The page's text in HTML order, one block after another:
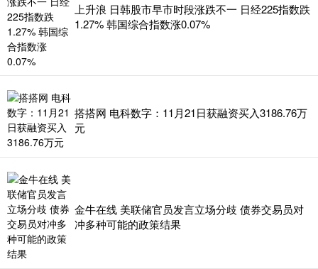
上升浪 日韩股市早市时段涨跌不一 日经225指数跌
1.27% 韩国综合指数涨0.07%
搭搭网 电科数字：11月21日获融资买入3186.76万
元
金牛在线 美联储官员发言立场分歧 债券交易员对
冲多种可能的政策结果